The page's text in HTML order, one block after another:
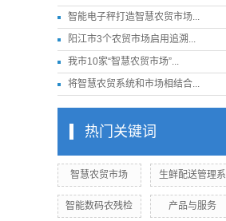
智能电子秤打造智慧农贸市场...
阳江市3个农贸市场启用追溯...
我市10家“智慧农贸市场”...
将智慧农贸系统和市场相结合...
热门关键词
智慧农贸市场 生鲜配送管理系
智能数码农残检 产品与服务